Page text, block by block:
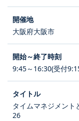
大阪府大阪市
9:45～16:30(受付
タイムマネジメン
26